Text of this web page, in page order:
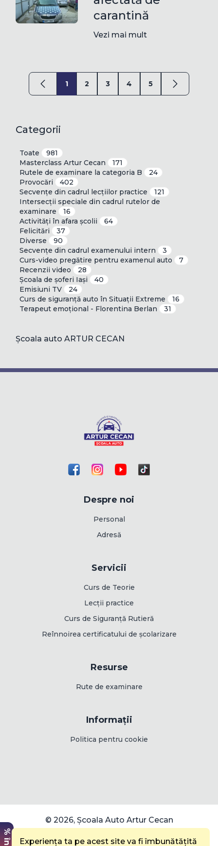
carantină
Vezi mai mult
1 2 3 4 5
Categorii
Toate
981
Masterclass Artur Cecan
171
Rutele de examinare la categoria B
24
Provocări
402
Secvențe din cadrul lecțiilor practice
121
Intersecții speciale din cadrul rutelor de
examinare
16
Activități în afara școlii
64
Felicitări
37
Diverse
90
Secvențe din cadrul examenului intern
3
Curs-video pregătire pentru examenul auto
7
Recenzii video
28
Școala de șoferi Iași
40
Emisiuni TV
24
Curs de siguranță auto în Situații Extreme
16
Terapeut emoțional - Florentina Berlan
31
Școala auto ARTUR CECAN
Despre noi
Personal
Adresă
Servicii
Curs de Teorie
Lecții practice
Curs de Siguranță Rutieră
Reînnoirea certificatului de școlarizare
Resurse
Rute de examinare
Informații
Politica pentru cookie
© 2026, Școala Auto Artur Cecan
Plătește în rate!
ÎNSCRIE-TE ACUM
Experiența ta pe acest site va fi îmbunătățită